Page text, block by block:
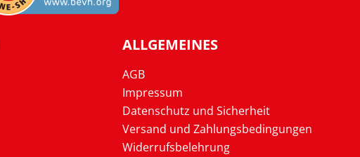
ALLGEMEINES
AGB
Impressum
Datenschutz und Sicherheit
Versand und Zahlungsbedingungen
Widerrufsbelehrung